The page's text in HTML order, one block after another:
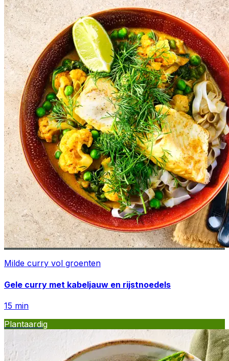
Milde curry vol groenten
Gele curry met kabeljauw en rijstnoedels
15 min
Plantaardig